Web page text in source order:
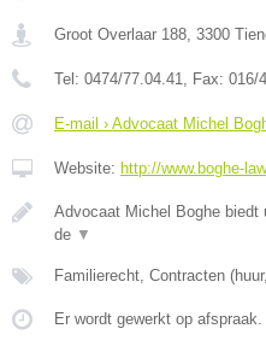
Groot Overlaar 188 3300
Tel: 0474/77.04.41 , Fax: 016/
E-mail › Advocaat Michel
Website: http://www.boghe-
Advocaat Michel Boghe
de ▼
Familierecht, Contracten
Er wordt gewerkt op afspraak.